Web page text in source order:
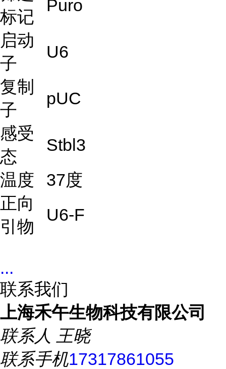
标记
Puro
启动
子
U6
复制
子
pUC
感受
态
Stbl3
温度
37度
正向
引物
U6-F
...
联系我们
上海禾午生物科技有限公司
联系人 王晓
联系手机17317861055